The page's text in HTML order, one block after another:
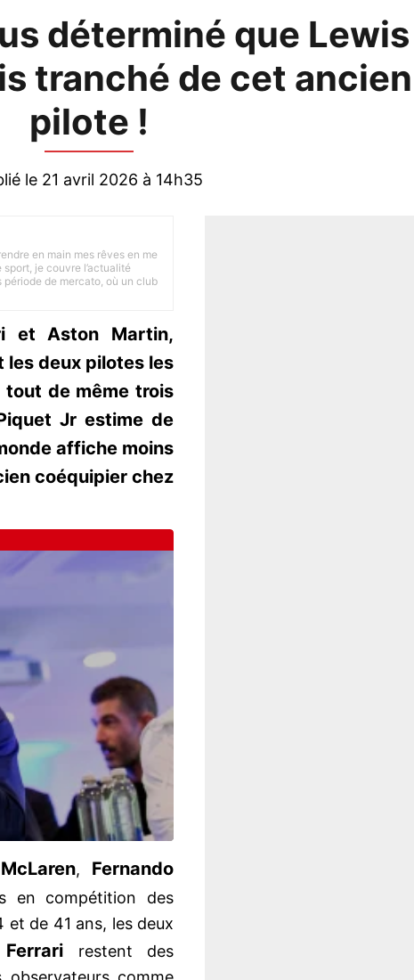
déterminé que Lewis
tranché de cet ancien
pilote !
le 21 avril 2026 à 14h35
en main mes rêves en me
je couvre l’actualité
de mercato, où un club
et Aston Martin,
les deux pilotes les
tout de même trois
Jr estime de
affiche moins
coéquipier chez
McLaren, Fernando
en compétition des
et de 41 ans, les deux
Ferrari
restent des